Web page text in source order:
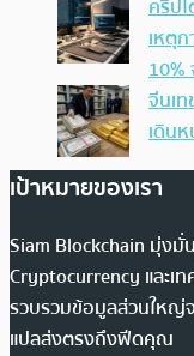
คริป
เหตุ
จีนเ
เดิน
เป้าหมายของเรา
Siam Blockchain มุ่งมั่
Cryptocurrency และเ
รวบรวมข้อมูลส่วนใหญ่จ
แปลส่งตรงถึงฟีดคุณ